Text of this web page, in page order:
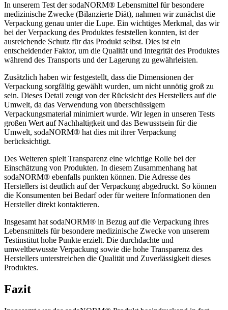
In unserem Test der sodaNORM® Lebensmittel für besondere
medizinische Zwecke (Bilanzierte Diät), nahmen wir zunächst die
Verpackung genau unter die Lupe. Ein wichtiges Merkmal, das wir
bei der Verpackung des Produktes feststellen konnten, ist der
ausreichende Schutz für das Produkt selbst. Dies ist ein
entscheidender Faktor, um die Qualität und Integrität des Produktes
während des Transports und der Lagerung zu gewährleisten.
Zusätzlich haben wir festgestellt, dass die Dimensionen der
Verpackung sorgfältig gewählt wurden, um nicht unnötig groß zu
sein. Dieses Detail zeugt von der Rücksicht des Herstellers auf die
Umwelt, da das Verwendung von überschüssigem
Verpackungsmaterial minimiert wurde. Wir legen in unseren Tests
großen Wert auf Nachhaltigkeit und das Bewusstsein für die
Umwelt, sodaNORM® hat dies mit ihrer Verpackung
berücksichtigt.
Des Weiteren spielt Transparenz eine wichtige Rolle bei der
Einschätzung von Produkten. In diesem Zusammenhang hat
sodaNORM® ebenfalls punkten können. Die Adresse des
Herstellers ist deutlich auf der Verpackung abgedruckt. So können
die Konsumenten bei Bedarf oder für weitere Informationen den
Hersteller direkt kontaktieren.
Insgesamt hat sodaNORM® in Bezug auf die Verpackung ihres
Lebensmittels für besondere medizinische Zwecke von unserem
Testinstitut hohe Punkte erzielt. Die durchdachte und
umweltbewusste Verpackung sowie die hohe Transparenz des
Herstellers unterstreichen die Qualität und Zuverlässigkeit dieses
Produktes.
Fazit